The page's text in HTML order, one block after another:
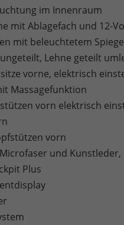
im Innenraum
mit Ablagefach und 12-
mit beleuchtetem
Lehne geteilt
vorne, elektrisch
Massagefunktion
vorn elektrisch
vorn
und
Plus